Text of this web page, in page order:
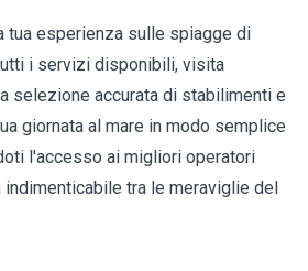
tua esperienza sulle spiagge di
i servizi disponibili, visita
selezione accurata di stabilimenti e
giornata al mare in modo semplice
l'accesso ai migliori operatori
indimenticabile tra le meraviglie del